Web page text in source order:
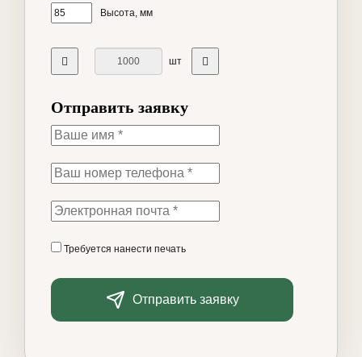
Высота, мм
шт
Отправить заявку
Требуется нанести печать
Отправить заявку